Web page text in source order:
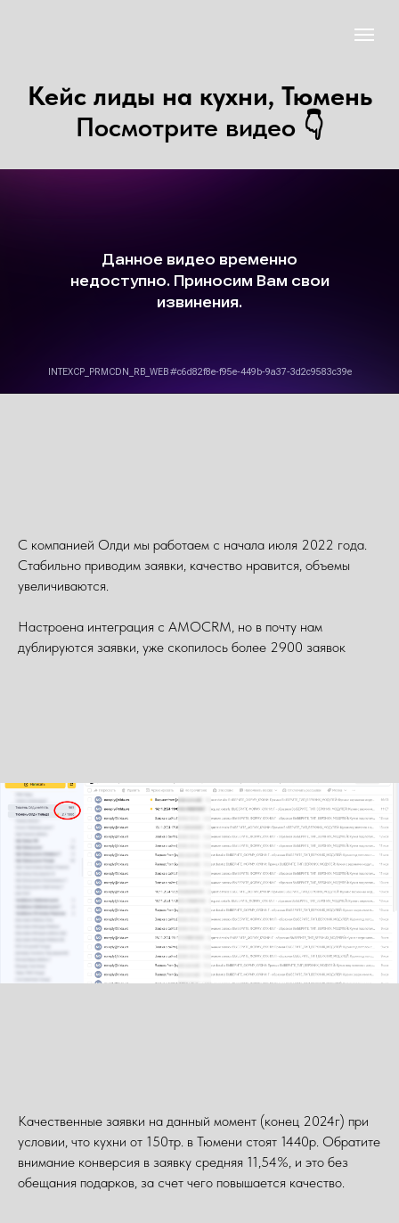
Кейс лиды на кухни, Тюмень
Посмотрите видео 👇
С компанией Олди мы работаем с начала июля 2022 года.
Стабильно приводим заявки, качество нравится, объемы
увеличиваются.
Настроена интеграция с AMOCRM, но в почту нам
дублируются заявки, уже скопилось более 2900 заявок
Качественные заявки на данный момент (конец 2024г) при
условии, что кухни от 150тр. в Тюмени стоят 1440р. Обратите
внимание конверсия в заявку средняя 11,54%, и это без
обещания подарков, за счет чего повышается качество.